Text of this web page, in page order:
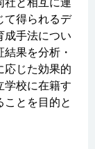
と相互に連
て得られるデ
成手法につい
果を分析・
応じた効果的
学校に在籍す
ことを目的と